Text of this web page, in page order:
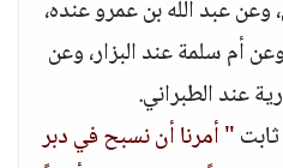
عبد الله بن عمرو عنده،
أم سلمة عند البزار، وعن
عند الطبراني.
" أمرنا أن نسبح في دبر